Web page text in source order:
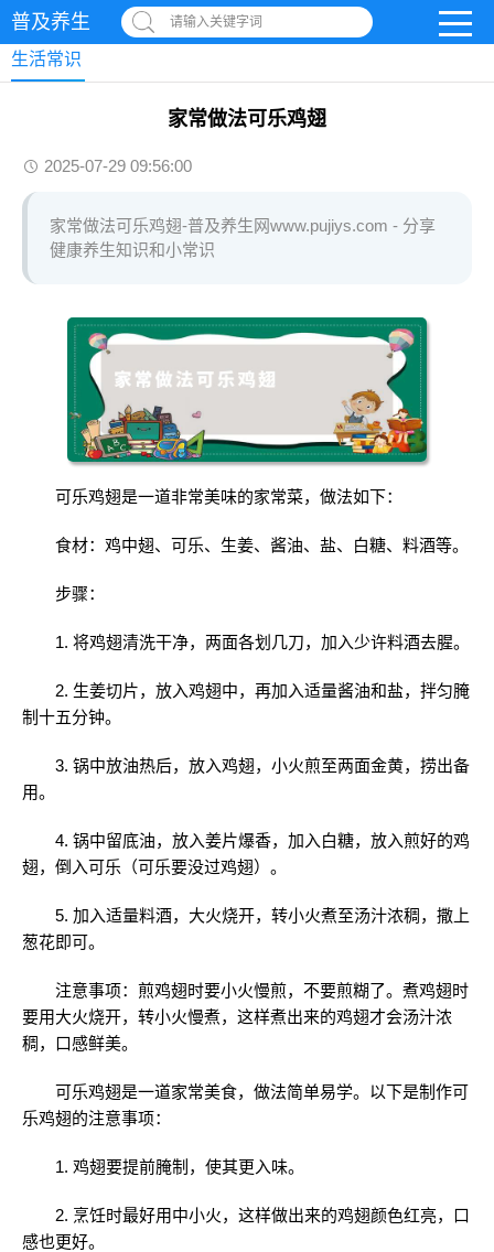
普及养生 请输入关键字词
生活常识
家常做法可乐鸡翅
2025-07-29 09:56:00
家常做法可乐鸡翅-普及养生网www.pujiys.com - 分享
健康养生知识和小常识
可乐鸡翅是一道非常美味的家常菜，做法如下：
食材：鸡中翅、可乐、生姜、酱油、盐、白糖、料酒等。
步骤：
1. 将鸡翅清洗干净，两面各划几刀，加入少许料酒去腥。
2. 生姜切片，放入鸡翅中，再加入适量酱油和盐，拌匀腌
制十五分钟。
3. 锅中放油热后，放入鸡翅，小火煎至两面金黄，捞出备
用。
4. 锅中留底油，放入姜片爆香，加入白糖，放入煎好的鸡
翅，倒入可乐（可乐要没过鸡翅）。
5. 加入适量料酒，大火烧开，转小火煮至汤汁浓稠，撒上
葱花即可。
注意事项：煎鸡翅时要小火慢煎，不要煎糊了。煮鸡翅时
要用大火烧开，转小火慢煮，这样煮出来的鸡翅才会汤汁浓
稠，口感鲜美。
可乐鸡翅是一道家常美食，做法简单易学。以下是制作可
乐鸡翅的注意事项：
1. 鸡翅要提前腌制，使其更入味。
2. 烹饪时最好用中小火，这样做出来的鸡翅颜色红亮，口
感也更好。